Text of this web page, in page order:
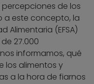
de los
a este concepto, la
Alimentaria (EFSA)
27.000
informamos, qué
los alimentos y
a la hora de fiarnos